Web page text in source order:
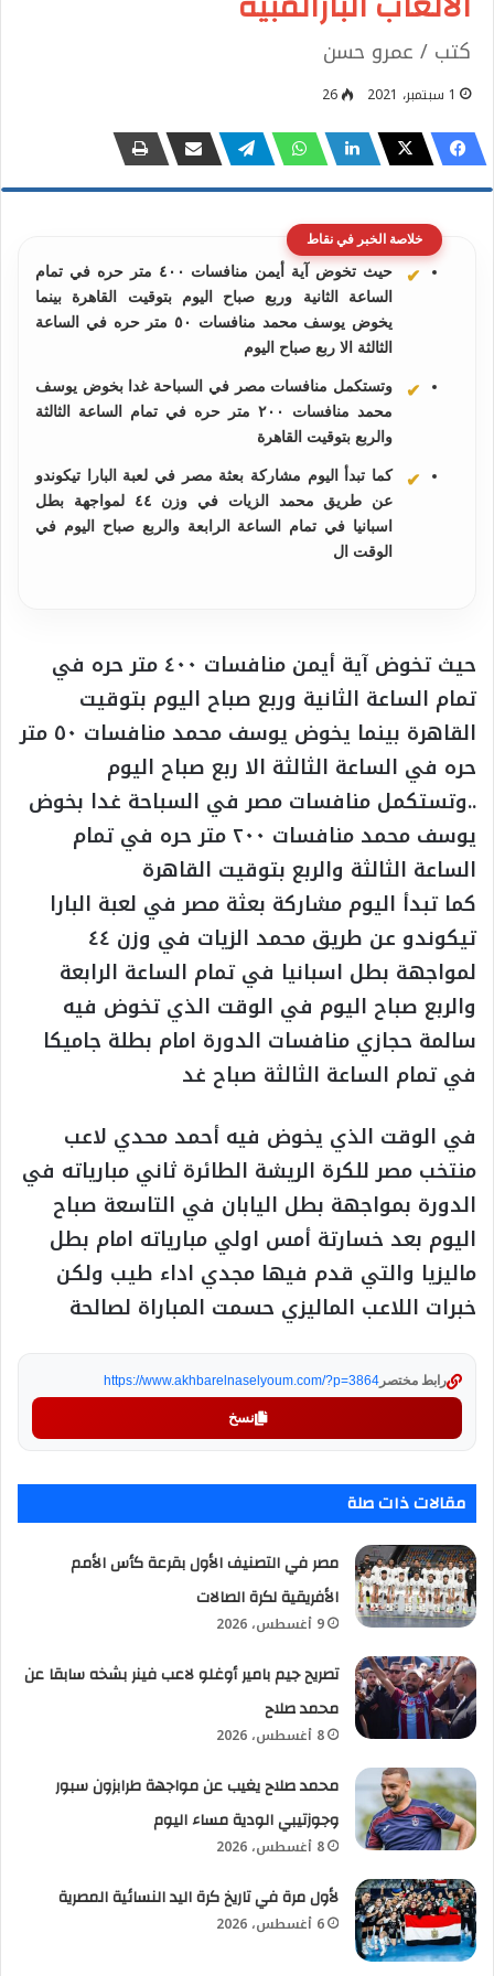
كتب / عمرو حسن
1 سبتمبر، 2021 26
خلاصة الخبر في نقاط
حيث تخوض آية أيمن منافسات ٤٠٠ متر حره في تمام
الساعة الثانية وربع صباح اليوم بتوقيت القاهرة بينما
يخوض يوسف محمد منافسات ٥٠ متر حره في الساعة
الثالثة الا ربع صباح اليوم
وتستكمل منافسات مصر في السباحة غدا بخوض يوسف
محمد منافسات ٢٠٠ متر حره في تمام الساعة الثالثة
والربع بتوقيت القاهرة
كما تبدأ اليوم مشاركة بعثة مصر في لعبة البارا تيكوندو
عن طريق محمد الزيات في وزن ٤٤ لمواجهة بطل
اسبانيا في تمام الساعة الرابعة والربع صباح اليوم في
الوقت ال
حيث تخوض آية أيمن منافسات ٤٠٠ متر حره في
تمام الساعة الثانية وربع صباح اليوم بتوقيت
القاهرة بينما يخوض يوسف محمد منافسات ٥٠ متر
حره في الساعة الثالثة الا ربع صباح اليوم
..وتستكمل منافسات مصر في السباحة غدا بخوض
يوسف محمد منافسات ٢٠٠ متر حره في تمام
الساعة الثالثة والربع بتوقيت القاهرة
كما تبدأ اليوم مشاركة بعثة مصر في لعبة البارا
تيكوندو عن طريق محمد الزيات في وزن ٤٤
لمواجهة بطل اسبانيا في تمام الساعة الرابعة
والربع صباح اليوم في الوقت الذي تخوض فيه
سالمة حجازي منافسات الدورة امام بطلة جاميكا
في تمام الساعة الثالثة صباح غد
في الوقت الذي يخوض فيه أحمد محدي لاعب
منتخب مصر للكرة الريشة الطائرة ثاني مبارياته في
الدورة بمواجهة بطل اليابان في التاسعة صباح
اليوم بعد خسارتة أمس اولي مبارياته امام بطل
ماليزيا والتي قدم فيها مجدي اداء طيب ولكن
خبرات اللاعب الماليزي حسمت المباراة لصالحة
رابط مختصر https://www.akhbarelnaselyoum.com/?p=3864
نسخ
مقالات ذات صلة
مصر في التصنيف الأول بقرعة كأس الأمم
الأفريقية لكرة الصالات
9 أغسطس، 2026
تصريح جيم بامير أوغلو لاعب فينر بشخه سابقا عن
محمد صلاح
8 أغسطس، 2026
محمد صلاح يغيب عن مواجهة طرابزون سبور
وجوزتيبي الودية مساء اليوم
8 أغسطس، 2026
لأول مرة في تاريخ كرة اليد النسائية المصرية
6 أغسطس، 2026